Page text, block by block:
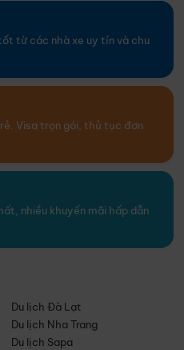
từ các nhà xe uy tín và chu
Visa trọn gói, thủ tục đơn
nhiều khuyến mãi hấp dẫn
Du lịch Đà Lạt
Du lịch Nha Trang
Du lịch Sapa